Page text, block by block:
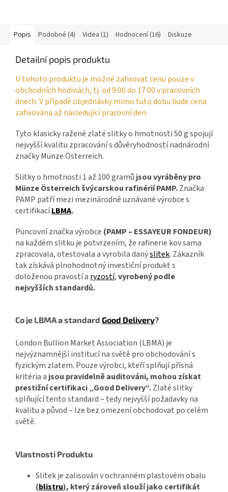
Popis Podobné (4) Videa (1) Hodnocení (16) Diskuze
Detailní popis produktu
U tohoto produktu je možné zafixovat cenu pouze v
obchodních hodinách, tj. od 9:00 do 17:00 v pracovních
dnech. V případě objednávky mimo tuto dobu bude cena
zafixována až následující pracovní den.
Tyto klasicky ražené zlaté slitky o hmotnosti 50 g spojují
nejvyšší kvalitu zpracování s důvěryhodností nadnárodní
značky Münze Österreich.
Slitky o hmotnosti 1 až 100 gramů jsou vyráběny pro
Münze Österreich švýcarskou rafinérií PAMP.Značka
PAMP patří mezi mezinárodně uznávané výrobce s
certifikacíLBMA.
Puncovní značka výrobce (PAMP – ESSAYEUR FONDEUR)
na každém slitku je potvrzením, že rafinerie kov sama
zpracovala, otestovala a vyrobila danýslitek. Zákazník
tak získává plnohodnotný investiční produkt s
doloženou pravostí a ryzostí,vyrobený podle
nejvyšších standardů.
Co je LBMA a standard Good Delivery?
London Bullion Market Association (LBMA) je
nejvýznamnější institucí na světě pro obchodování s
fyzickým zlatem. Pouze výrobci, kteří splňují přísná
kritéria a jsou pravidelně auditováni, mohou získat
prestižní certifikaci „Good Delivery“.Zlaté slitky
splňující tento standard – tedy nejvyšší požadavky na
kvalitu a původ – lze bez omezení obchodovat po celém
světě.
Vlastnosti Produktu
Slitek je zalisován v ochranném plastovém obalu
(blistru), který zároveň slouží jako certifikát